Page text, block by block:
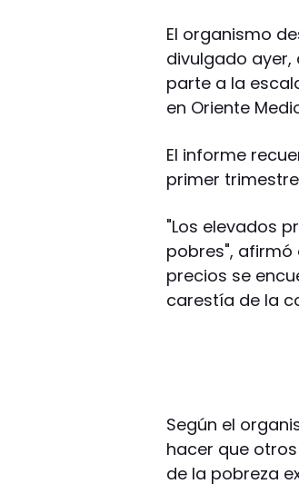
El organismo
divulgado
parte a la
en Oriente
El informe
primer
"Los elevados
pobres", afirmó
precios se
carestía de la
Según el
hacer que
de la pobreza